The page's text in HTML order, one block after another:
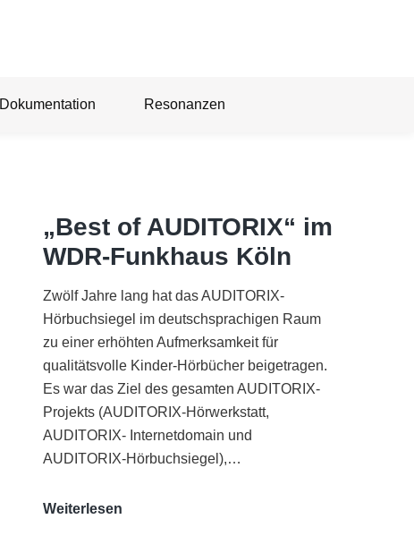
Dokumentation Resonanzen
„Best of AUDITORIX“ im
WDR-Funkhaus Köln
Zwölf Jahre lang hat das AUDITORIX-
Hörbuchsiegel im deutschsprachigen Raum
zu einer erhöhten Aufmerksamkeit für
qualitätsvolle Kinder-Hörbücher beigetragen.
Es war das Ziel des gesamten AUDITORIX-
Projekts (AUDITORIX-Hörwerkstatt,
AUDITORIX- Internetdomain und
AUDITORIX-Hörbuchsiegel),…
Weiterlesen